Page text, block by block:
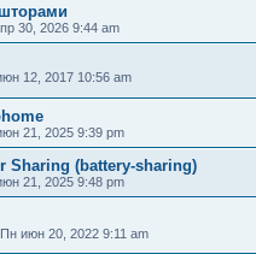
30, 2026 9:44 am
12, 2017 10:56 am
21, 2025 9:39 pm
Sharing (battery-sharing)
21, 2025 9:48 pm
Пн июн 20, 2022 9:11 am